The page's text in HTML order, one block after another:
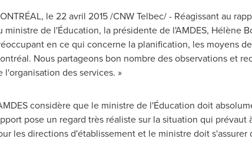
le 22 avril 2015 /CNW Telbec/ - Réagissant au
ministre de l'Éducation, la présidente de l'AMDES, Hélène
en ce qui concerne la planification, les moyens
Nous partageons bon nombre des observations et
l'organisation des services. »
considère que le ministre de l'Éducation doit
pose un regard très réaliste sur la situation qui
les directions d'établissement et le ministre doit